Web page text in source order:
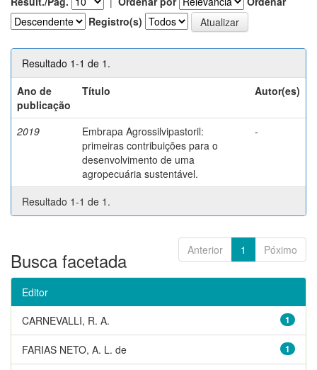
Registro(s)
Resultado 1-1 de 1.
Ano de
publicação
Título Autor(es)
2019
Embrapa Agrossilvipastoril:
primeiras contribuições para o
desenvolvimento de uma
agropecuária sustentável.
-
Resultado 1-1 de 1.
Anterior 1 Póximo
Busca facetada
Editor
1
CARNEVALLI, R. A.
1
FARIAS NETO, A. L. de